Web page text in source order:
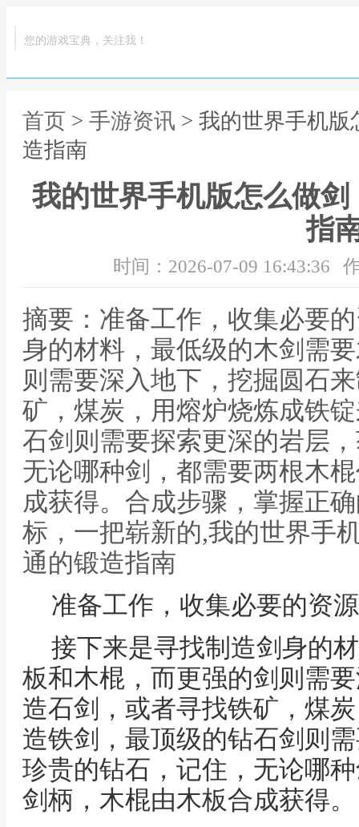
您的游戏宝典，关注我！
首页 > 手游资讯 > 我的世界手机
造指南
我的世界手机版怎么做
指
时间：2026-07-09 16:43:36
摘要：准备工作，收集必要
身的材料，最低级的木剑需
则需要深入地下，挖掘圆石
矿，煤炭，用熔炉烧炼成铁
石剑则需要探索更深的岩层
无论哪种剑，都需要两根木
成获得。合成步骤，掌握正
标，一把崭新的,我的世界手
通的锻造指南
准备工作，收集必要的资源
接下来是寻找制造剑身的
板和木棍，而更强的剑则需
造石剑，或者寻找铁矿，煤
造铁剑，最顶级的钻石剑则
珍贵的钻石，记住，无论哪
剑柄，木棍由木板合成获得。